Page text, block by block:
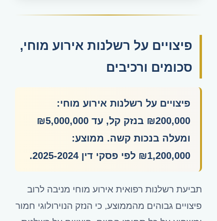
פיצויים על רשלנות אירוע מוחי,
סכומים ורכיבים
פיצויים על רשלנות אירוע מוחי:
₪200,000 בנזק קל, עד ₪5,000,000
ומעלה בנכות קשה. ממוצע:
₪1,200,000 לפי פסקי דין 2025-2024.
תביעת רשלנות רפואית אירוע מוחי מניבה לרוב
פיצויים גבוהים מהממוצע, כי הנזק הנוירולוגי חמור